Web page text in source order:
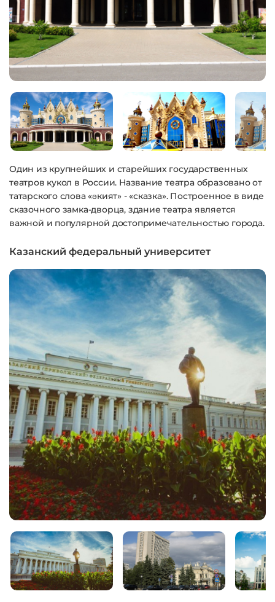
Один из крупнейших и старейших государственных
театров кукол в России. Название театра образовано от
татарского слова «әкият» - «сказка». Построенное в виде
сказочного замка-дворца, здание театра является
важной и популярной достопримечательностью города.
Казанский федеральный университет